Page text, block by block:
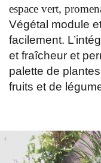
espace vert,
Végétal module
facilement.
et fraîcheur et
palette de
fruits et de